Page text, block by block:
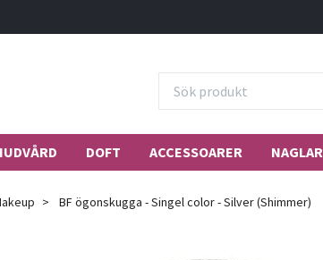
DOFT ACCESSOARER NAGLAR
BF ögonskugga - Singel color - Silver (Shimmer)